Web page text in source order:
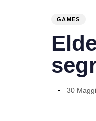
GAMES
30